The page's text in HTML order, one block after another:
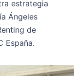
estrategia
Ángeles
de
España.